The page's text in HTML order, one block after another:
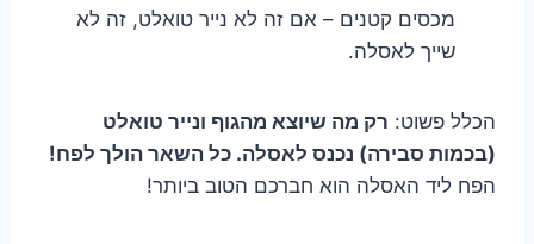
מכסים קטנים – אם זה לא נייר טואלט, זה לא
שייך לאסלה.
הכלל פשוט: רק מה שיוצא מהגוף ונייר טואלט
(בכמות סבירה) נכנס לאסלה. כל השאר הולך לפח!
הפח ליד האסלה הוא חברכם הטוב ביותר!